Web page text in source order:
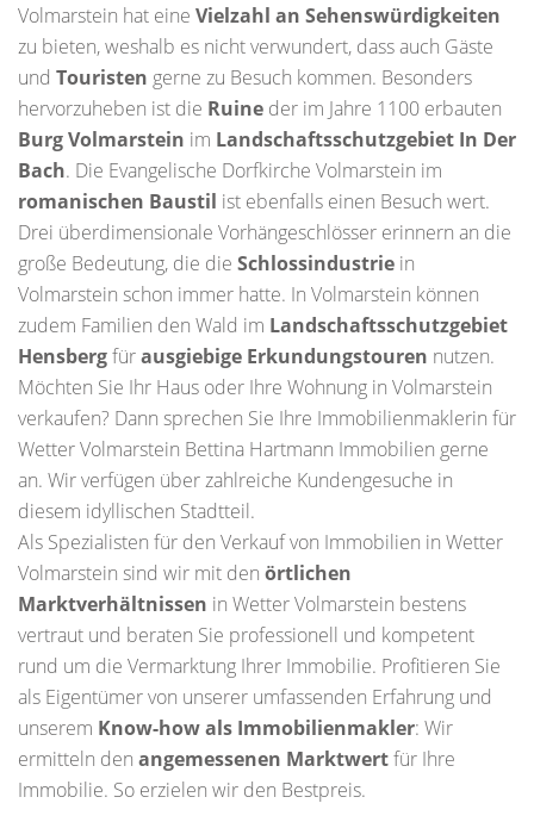
Volmarstein hat eine Vielzahl an Sehenswürdigkeiten
zu bieten, weshalb es nicht verwundert, dass auch Gäste
und Touristen gerne zu Besuch kommen. Besonders
hervorzuheben ist die Ruine der im Jahre 1100 erbauten
Burg Volmarstein im Landschaftsschutzgebiet In Der
Bach. Die Evangelische Dorfkirche Volmarstein im
romanischen Baustil ist ebenfalls einen Besuch wert.
Drei überdimensionale Vorhängeschlösser erinnern an die
große Bedeutung, die die Schlossindustrie in
Volmarstein schon immer hatte. In Volmarstein können
zudem Familien den Wald im Landschaftsschutzgebiet
Hensbergfürausgiebige Erkundungstouren nutzen.
Möchten Sie Ihr Haus oder Ihre Wohnung in Volmarstein
verkaufen? Dann sprechen Sie Ihre Immobilienmaklerin für
Wetter Volmarstein Bettina Hartmann Immobilien gerne
an. Wir verfügen über zahlreiche Kundengesuche in
diesem idyllischen Stadtteil.
Als Spezialisten für den Verkauf von Immobilien in Wetter
Volmarstein sind wir mit den örtlichen
Marktverhältnissen in Wetter Volmarstein bestens
vertraut und beraten Sie professionell und kompetent
rund um die Vermarktung Ihrer Immobilie. Profitieren Sie
als Eigentümer von unserer umfassenden Erfahrung und
unserem Know-how als Immobilienmakler: Wir
ermitteln den angemessenen Marktwertfür Ihre
Immobilie. So erzielen wir den Bestpreis.